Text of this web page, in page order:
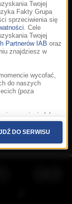
akceptację
Radio Muzyka
sp. k.
Twojej
Fakty Grupa
sprzeciwienia się
. Cele
Twojej
Partnerów IAB oraz
znajdziesz w
wycofać,
do naszych
(poza
usunięcia lub
skargi do
polityce prywatności
znajdują się w
DO SERWISU